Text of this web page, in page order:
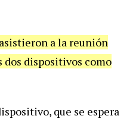
a la reunión
dos dispositivos como
que se espera